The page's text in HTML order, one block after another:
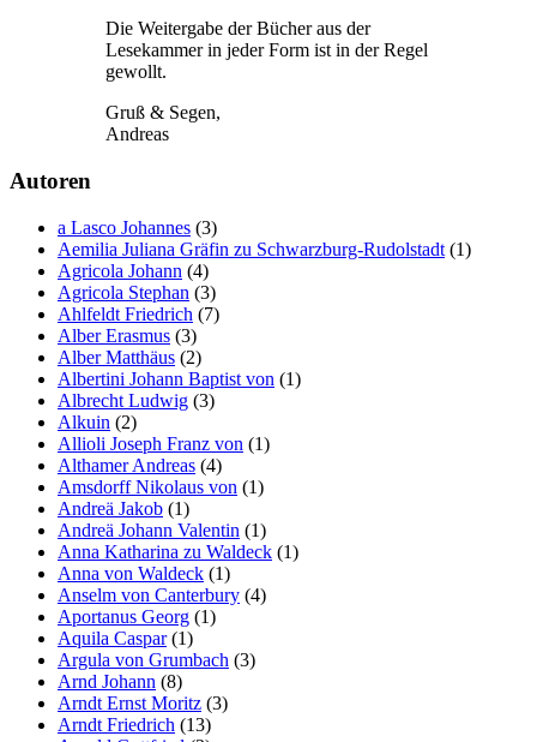
Die Weitergabe der Bücher aus der
Lesekammer in jeder Form ist in der Regel
gewollt.
Gruß & Segen,
Andreas
Autoren
a Lasco Johannes (3)
Aemilia Juliana Gräfin zu Schwarzburg-Rudolstadt (1)
Agricola Johann (4)
Agricola Stephan (3)
Ahlfeldt Friedrich (7)
Alber Erasmus (3)
Alber Matthäus (2)
Albertini Johann Baptist von (1)
Albrecht Ludwig (3)
Alkuin (2)
Allioli Joseph Franz von (1)
Althamer Andreas (4)
Amsdorff Nikolaus von (1)
Andreä Jakob (1)
Andreä Johann Valentin (1)
Anna Katharina zu Waldeck (1)
Anna von Waldeck (1)
Anselm von Canterbury (4)
Aportanus Georg (1)
Aquila Caspar(1)
Argula von Grumbach (3)
Arnd Johann (8)
Arndt Ernst Moritz (3)
Arndt Friedrich (13)